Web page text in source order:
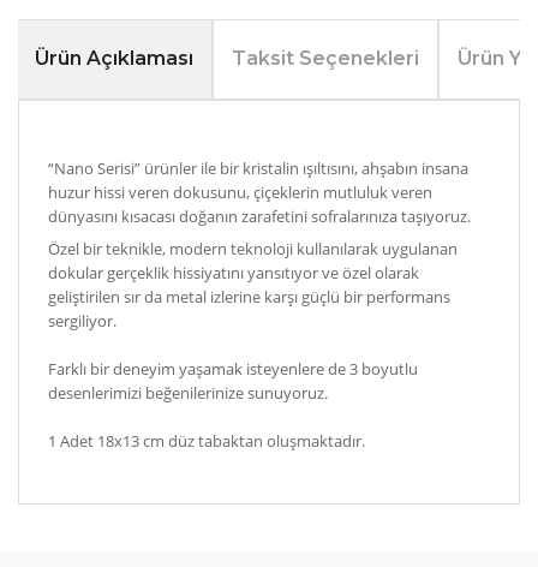
Ürün Açıklaması Taksit Seçenekleri Ürün
“Nano Serisi” ürünler ile bir kristalin ışıltısını, ahşabın insana
huzur hissi veren dokusunu, çiçeklerin mutluluk veren
dünyasını kısacası doğanın zarafetini sofralarınıza taşıyoruz.
Özel bir teknikle, modern teknoloji kullanılarak uygulanan
dokular gerçeklik hissiyatını yansıtıyor ve özel olarak
geliştirilen sır da metal izlerine karşı güçlü bir performans
sergiliyor.
Farklı bir deneyim yaşamak isteyenlere de 3 boyutlu
desenlerimizi beğenilerinize sunuyoruz.
1 Adet 18x13 cm düz tabaktan oluşmaktadır.
Bu ürünün fiyat bilgisi, resim, ürün açıklamalarında ve